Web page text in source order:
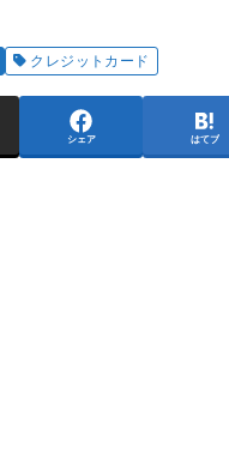
クレジットカード
シェア はてブ